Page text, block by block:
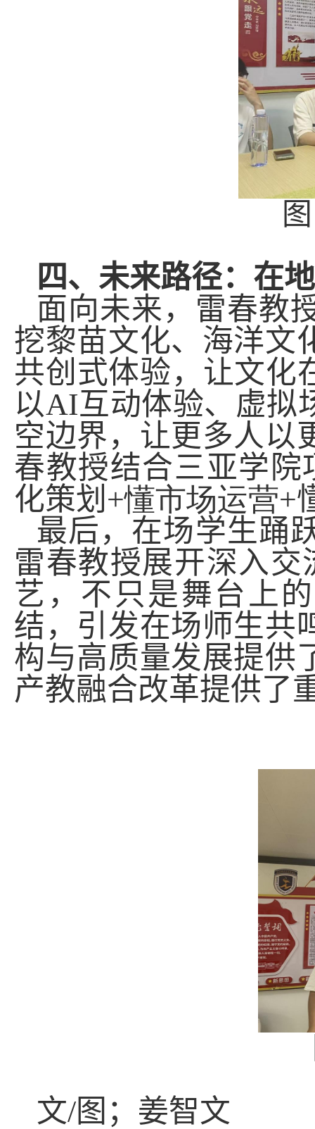
四、 未来路径：在
面向未来，雷春教
挖黎苗文化、海洋文
共创式体验，让文化
以AI互动体验、虚拟
空边界，让更多人以
春教授结合三亚学
化策划 +懂市场运营+
最后 ，在场学生踊
雷春教授展开深入
艺，不只是舞台上
结，引发在场师生共
构与高质量发展提供
产教融合改革提供了
文/图；姜智文